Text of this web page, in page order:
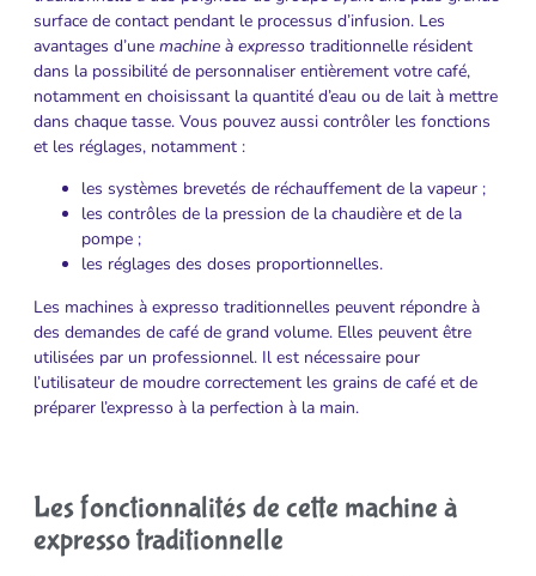
surface de contact pendant le processus d’infusion. Les
avantages d’une machine à expresso traditionnelle résident
dans la possibilité de personnaliser entièrement votre café,
notamment en choisissant la quantité d’eau ou de lait à mettre
dans chaque tasse. Vous pouvez aussi contrôler les fonctions
et les réglages, notamment :
les systèmes brevetés de réchauffement de la vapeur ;
les contrôles de la pression de la chaudière et de la
pompe ;
les réglages des doses proportionnelles.
Les machines à expresso traditionnelles peuvent répondre à
des demandes de café de grand volume. Elles peuvent être
utilisées par un professionnel. Il est nécessaire pour
l’utilisateur de moudre correctement les grains de café et de
préparer l’expresso à la perfection à la main.
Les fonctionnalités de cette machine à
expresso traditionnelle